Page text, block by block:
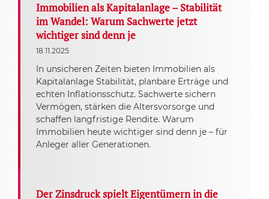
Immobilien als Kapitalanlage – Stabilität
im Wandel: Warum Sachwerte jetzt
wichtiger sind denn je
18.11.2025
In unsicheren Zeiten bieten Immobilien als
Kapitalanlage Stabilität, planbare Erträge und
echten Inflationsschutz. Sachwerte sichern
Vermögen, stärken die Altersvorsorge und
schaffen langfristige Rendite. Warum
Immobilien heute wichtiger sind denn je – für
Anleger aller Generationen.
Der Zinsdruck spielt Eigentümern in die